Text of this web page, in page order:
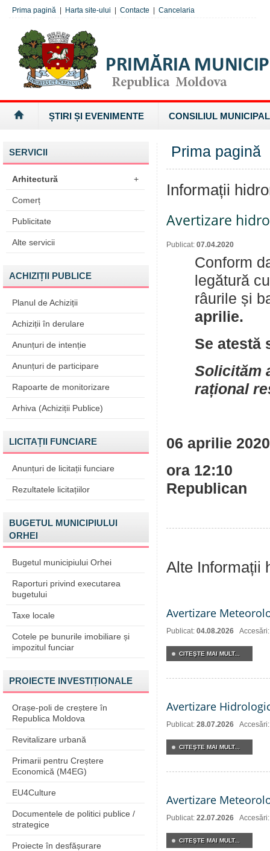
Prima pagină Harta site-ului Contacte Cancelaria
ȘTIRI ȘI EVENIMENTE CONSILIUL MUNICIPAL
SERVICII
Arhitectură +
Comerț
Publicitate
Alte servicii
ACHIZIȚII PUBLICE
Planul de Achiziții
Achiziții în derulare
Anunțuri de intenție
Anunțuri de participare
Rapoarte de monitorizare
Arhiva (Achiziții Publice)
LICITAȚII FUNCIARE
Anunțuri de licitații funciare
Rezultatele licitațiilor
BUGETUL MUNICIPIULUI
ORHEI
Bugetul municipiului Orhei
Raporturi privind executarea
bugetului
Taxe locale
Cotele pe bunurile imobiliare și
impozitul funciar
PROIECTE INVESTIȚIONALE
Orașe-poli de creștere în
Republica Moldova
Revitalizare urbană
Primarii pentru Creștere
Economică (M4EG)
EU4Culture
Documentele de politici publice /
strategice
Proiecte în desfășurare
Prima pagină
Informații
Avertizare
Publicat: 07.04.2020
Conform
legătură
râurile și
aprilie.
Se atestă
Solicităm
rațional
06 aprilie 2020
ora 12:10
Republican
Alte Informații
Avertizare
Publicat: 04.08.2026
CITEŞTE MAI MULT...
Avertizare
Publicat: 28.07.2026
CITEŞTE MAI MULT...
Avertizare
Publicat: 22.07.2026
CITEŞTE MAI MULT...